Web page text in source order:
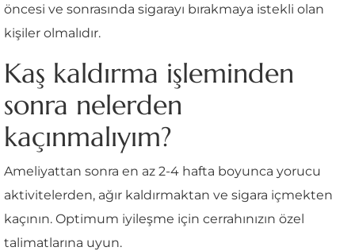
öncesi ve sonrasında sigarayı bırakmaya istekli olan
kişiler olmalıdır.
Kaş kaldırma işleminden
sonra nelerden
kaçınmalıyım?
Ameliyattan sonra en az 2-4 hafta boyunca yorucu
aktivitelerden, ağır kaldırmaktan ve sigara içmekten
kaçının. Optimum iyileşme için cerrahınızın özel
talimatlarına uyun.